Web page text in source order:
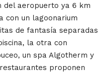
del aeropuerto ya 6 km
con un lagoonarium
de fantasía separadas
la otra con
un spa Algotherm y
proponen